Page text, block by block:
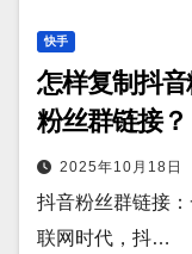
快手
怎样复制抖
粉丝群链接？
2025年10月18日
抖音粉丝群链接
联网时代，抖…